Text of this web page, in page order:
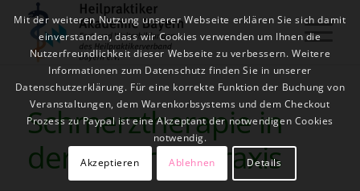
Schmerztherapie in
der Naturheilpraxis
Mit der weiteren Nutzung unserer Webseite erklären Sie sich damit
einverstanden, dass wir Cookies verwenden um Ihnen die
Nutzerfreundlichkeit dieser Webseite zu verbessern. Weitere
Informationen zum Datenschutz finden Sie in unserer
Datenschutzerklärung. Für eine korrekte Funktion der Buchung von
Veranstaltungen, dem Warenkorbsystems und dem Checkout
Prozess zu Paypal ist eine Akzeptant der notwendigen Cookies
notwendig.
Akzeptieren
Ablehnen Details